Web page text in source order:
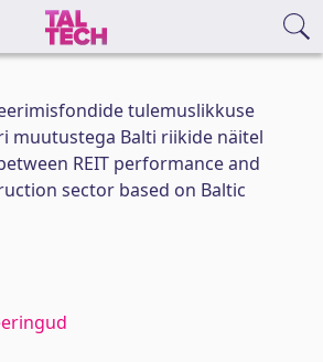
tulemuslikkuse
muutustega Balti riikide näitel
REIT performance and
sector based on Baltic